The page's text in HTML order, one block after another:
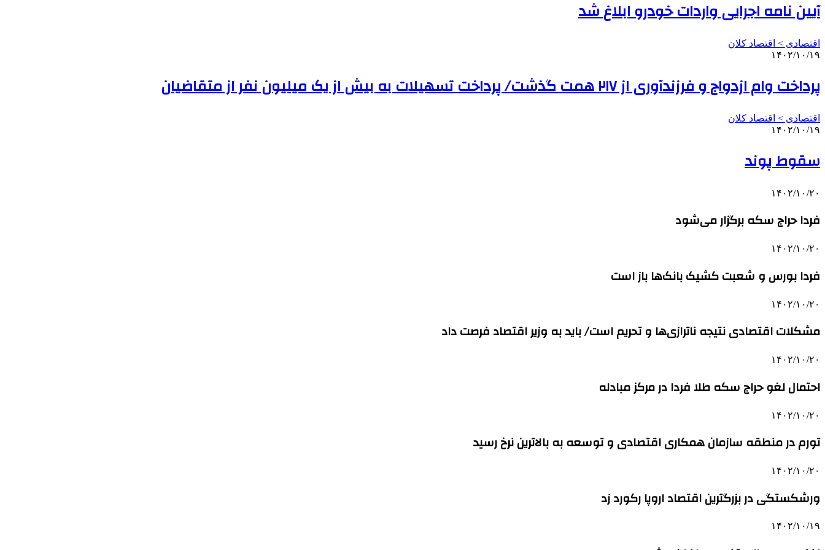
آیین نامه اجرایی واردات خودرو ابلاغ شد
اقتصادی > اقتصاد کلان
۱۴۰۲/۱۰/۱۹
پرداخت وام ازدواج و فرزندآوری از ۲۱۷ همت گذشت/ پرداخت تسهیلات به بیش از یک میلیون نفر از متقاضیان
اقتصادی > اقتصاد کلان
۱۴۰۲/۱۰/۱۹
سقوط پوند
۱۴۰۲/۱۰/۲۰
فردا حراج سکه برگزار می‌شود
۱۴۰۲/۱۰/۲۰
فردا بورس و شعبت کشیک بانک‌ها باز است
۱۴۰۲/۱۰/۲۰
مشکلات اقتصادی نتیجه ناترازی‌ها و تحریم است/ باید به وزیر اقتصاد فرصت داد
۱۴۰۲/۱۰/۲۰
احتمال لغو حراج سکه طلا فردا در مرکز مبادله
۱۴۰۲/۱۰/۲۰
تورم در منطقه سازمان همکاری اقتصادی و توسعه به بالاترین نرخ رسید
۱۴۰۲/۱۰/۲۰
ورشکستگی در بزرگترین اقتصاد اروپا رکورد زد
۱۴۰۲/۱۰/۱۹